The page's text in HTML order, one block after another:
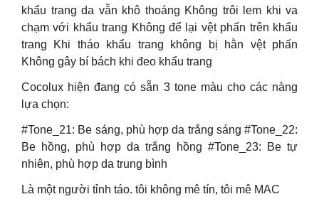
khẩu trang da vẫn khô thoáng Không trôi lem khi va
chạm với khẩu trang Không để lại vệt phấn trên khẩu
trang Khi tháo khẩu trang không bị hằn vệt phấn
Không gây bí bách khi đeo khẩu trang
Cocolux hiện đang có sẵn 3 tone màu cho các nàng
lựa chọn:
#Tone_21: Be sáng, phù hợp da trắng sáng #Tone_22:
Be hồng, phù hợp da trắng hồng #Tone_23: Be tự
nhiên, phù hợp da trung bình
Là một người tỉnh táo. tôi không mê tín, tôi mê MAC